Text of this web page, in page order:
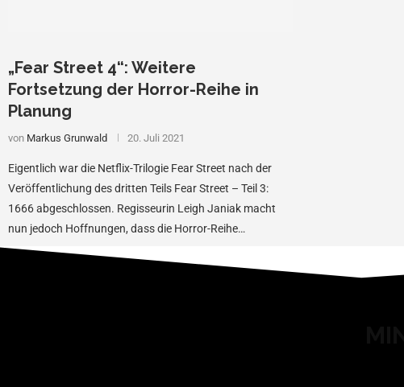
„Fear Street 4“: Weitere
Fortsetzung der Horror-Reihe in
Planung
von Markus Grunwald 20. Juli 2021
Eigentlich war die Netflix-Trilogie Fear Street nach der
Veröffentlichung des dritten Teils Fear Street – Teil 3:
1666 abgeschlossen. Regisseurin Leigh Janiak macht
nun jedoch Hoffnungen, dass die Horror-Reihe
fortgesetzt …